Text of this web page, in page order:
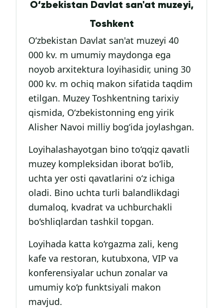
O‘zbekistan Davlat san'at muzeyi,
Toshkent
O‘zbekistan Davlat san'at muzeyi 40
000 kv. m umumiy maydonga ega
noyob arxitektura loyihasidir, uning 30
000 kv. m ochiq makon sifatida taqdim
etilgan. Muzey Toshkentning tarixiy
qismida, O‘zbekistonning eng yirik
Alisher Navoi milliy bog‘ida joylashgan.
Loyihalashayotgan bino to‘qqiz qavatli
muzey kompleksidan iborat bo‘lib,
uchta yer osti qavatlarini o‘z ichiga
oladi. Bino uchta turli balandlikdagi
dumaloq, kvadrat va uchburchakli
bo‘shliqlardan tashkil topgan.
Loyihada katta ko‘rgazma zali, keng
kafe va restoran, kutubxona, VIP va
konferensiyalar uchun zonalar va
umumiy ko‘p funktsiyali makon
mavjud.